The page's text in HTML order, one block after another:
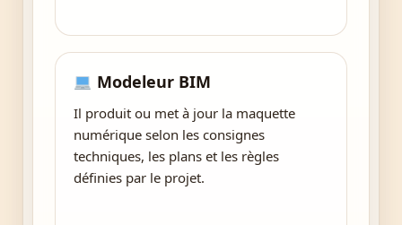
Modeleur BIM
Il produit ou met à jour la maquette
numérique selon les consignes
techniques, les plans et les règles
définies par le projet.